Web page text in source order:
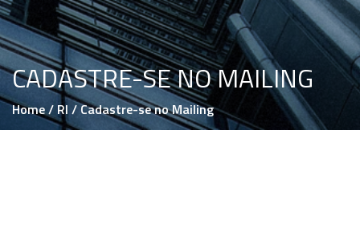
CADASTRE-SE NO MAILING
Home/ RI /Cadastre-se no Mailing